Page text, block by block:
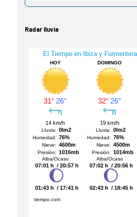
Radar lluvia